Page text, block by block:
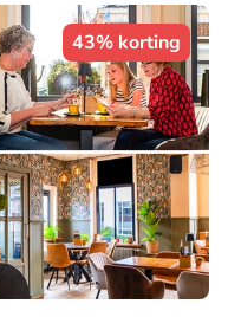
43% korting